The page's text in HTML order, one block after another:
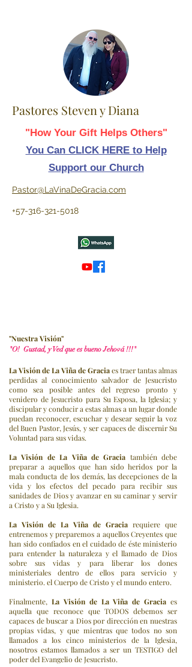
Pastores Steven y Diana
"How Your Gift Helps Others"
You Can CLICK HERE to Help
Support our Church
Pastor@LaVinaDeGracia.com
+57-316-321-5018
"Nuestra Visión"
"O! Gustad, y Ved que es bueno Jehová !!!"
La Visión de La Viña de Graciaes traer tantas almas
perdidas al conocimiento salvador de Jesucristo
como sea posible antes del regreso pronto y
venidero de Jesucristo para Su Esposa, la Iglesia; y
discipular y conducir a estas almas a un lugar donde
puedan reconocer, escuchar y desear seguir la voz
del Buen Pastor, Jesús, y ser capaces de discernir Su
Voluntad para sus vidas.
La Visión de La Viña de Gracia también debe
preparar a aquellos que han sido heridos por la
mala conducta de los demás, las decepciones de la
vida y los efectos del pecado para recibir sus
sanidades de Dios y avanzar en su caminar y servir
a Cristo y a Su Iglesia.
La Visión de La Viña de Gracia requiere que
entrenemos y preparemos a aquellos Creyentes que
han sido confiados en el cuidado de éste ministerio
para entender la naturaleza y el llamado de Dios
sobre sus vidas y para liberar los dones
ministeriales dentro de ellos para servicio y
ministerio. el Cuerpo de Cristo y el mundo entero.
Finalmente, La Visión de La Viña de Gracia es
aquella que reconoce que TODOS debemos ser
capaces de buscar a Dios por dirección en nuestras
propias vidas, y que mientras que todos no son
llamados a los cinco ministerios de la Iglesia,
nosotros estamos llamados a ser un TESTIGO del
poder del Evangelio de Jesucristo.